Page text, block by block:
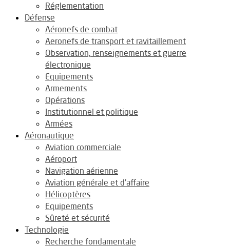
Réglementation
Défense
Aéronefs de combat
Aeronefs de transport et ravitaillement
Observation, renseignements et guerre
électronique
Equipements
Armements
Opérations
Institutionnel et politique
Armées
Aéronautique
Aviation commerciale
Aéroport
Navigation aérienne
Aviation générale et d’affaire
Hélicoptères
Equipements
Sûreté et sécurité
Technologie
Recherche fondamentale